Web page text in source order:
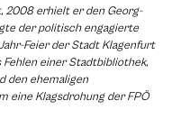
2008 erhielt er den Georg-
der politisch engagierte
Feier der Stadt Klagenfurt
Fehlen einer Stadtbibliothek,
den ehemaligen
eine Klagsdrohung der FPÖ